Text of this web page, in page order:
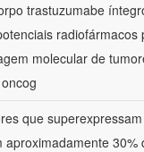
trastuzumabe
radiofármacos
molecular de
que
aproximadamente 30%